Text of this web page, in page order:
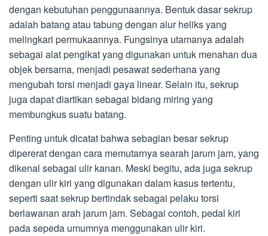
dengan kebutuhan penggunaannya. Bentuk dasar sekrup
adalah batang atau tabung dengan alur heliks yang
melingkari permukaannya. Fungsinya utamanya adalah
sebagai alat pengikat yang digunakan untuk menahan dua
objek bersama, menjadi pesawat sederhana yang
mengubah torsi menjadi gaya linear. Selain itu, sekrup
juga dapat diartikan sebagai bidang miring yang
membungkus suatu batang.
Penting untuk dicatat bahwa sebagian besar sekrup
dipererat dengan cara memutarnya searah jarum jam, yang
dikenal sebagai ulir kanan. Meski begitu, ada juga sekrup
dengan ulir kiri yang digunakan dalam kasus tertentu,
seperti saat sekrup bertindak sebagai pelaku torsi
berlawanan arah jarum jam. Sebagai contoh, pedal kiri
pada sepeda umumnya menggunakan ulir kiri.